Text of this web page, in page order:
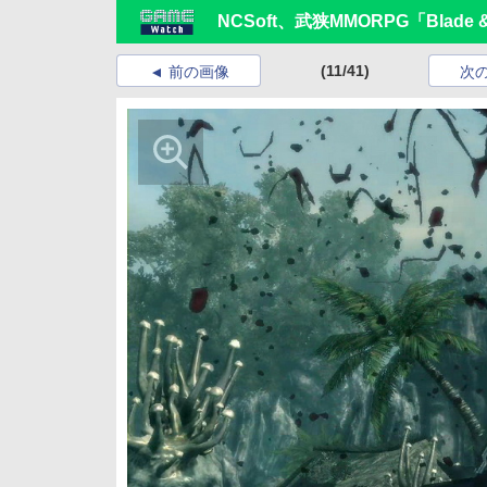
NCSoft、武狭MMORPG「Blade
前の画像 (11/41) 次